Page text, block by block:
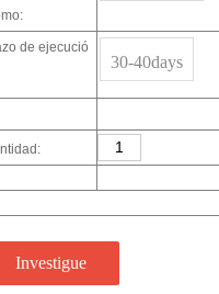
de ejecució
30-40days
Investigue